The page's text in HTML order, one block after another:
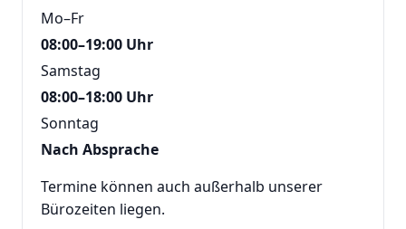
Mo–Fr
08:00–19:00 Uhr
Samstag
08:00–18:00 Uhr
Sonntag
Nach Absprache
Termine können auch außerhalb unserer
Bürozeiten liegen.